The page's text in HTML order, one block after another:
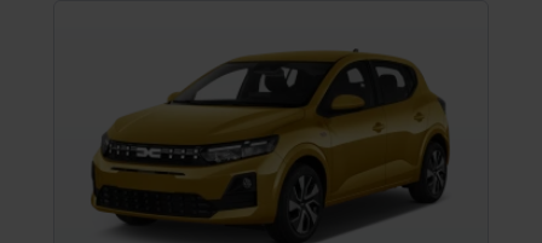
Grundlage eines Angemessenheitsbeschlusses der EU-
Kommission (Art. 45 Abs. 1 DSGVO), von
Standarddatenschutzklauseln (Art. 46 Abs. 2 lit. c
DSGVO) oder wenn Sie hierzu Ihre Einwilligung freiwillig
erteilen. Nähere Informationen zu den bestehenden
Datenschutzklauseln können Sie über den Kontakt zu
unserem Datenschutzbeauftragten unter